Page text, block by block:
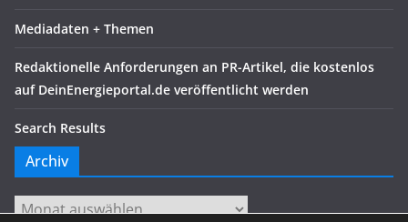
Mediadaten + Themen
Redaktionelle Anforderungen an PR-Artikel, die kostenlos
auf DeinEnergieportal.de veröffentlicht werden
Search Results
Archiv
Archiv